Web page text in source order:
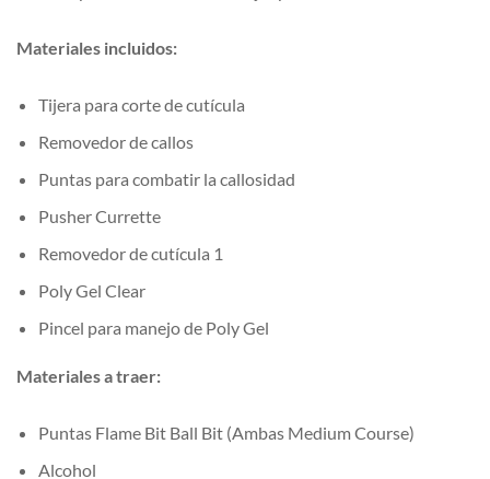
Materiales incluidos:
Tijera para corte de cutícula
Removedor de callos
Puntas para combatir la callosidad
Pusher Currette
Removedor de cutícula 1
Poly Gel Clear
Pincel para manejo de Poly Gel
Materiales a traer:
Puntas Flame Bit Ball Bit (Ambas Medium Course)
Alcohol